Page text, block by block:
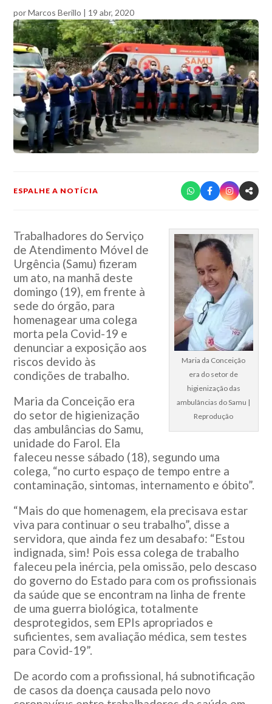
porMarcos Berillo | 19 abr, 2020
ESPALHE A NOTÍCIA
Maria da Conceição
era do setor de
higienização das
ambulâncias do Samu |
Reprodução
Trabalhadores do Serviço
de Atendimento Móvel de
Urgência (Samu) fizeram
um ato, na manhã deste
domingo (19), em frente à
sede do órgão, para
homenagear uma colega
morta pela Covid-19 e
denunciar a exposição aos
riscos devido às
condições de trabalho.
Maria da Conceição era
do setor de higienização
das ambulâncias do Samu,
unidade do Farol. Ela
faleceu nesse sábado (18), segundo uma
colega, “no curto espaço de tempo entre a
contaminação, sintomas, internamento e óbito”.
“Mais do que homenagem, ela precisava estar
viva para continuar o seu trabalho”, disse a
servidora, que ainda fez um desabafo: “Estou
indignada, sim! Pois essa colega de trabalho
faleceu pela inércia, pela omissão, pelo descaso
do governo do Estado para com os profissionais
da saúde que se encontram na linha de frente
de uma guerra biológica, totalmente
desprotegidos, sem EPIs apropriados e
suficientes, sem avaliação médica, sem testes
para Covid-19”.
De acordo com a profissional, há subnotificação
de casos da doença causada pelo novo